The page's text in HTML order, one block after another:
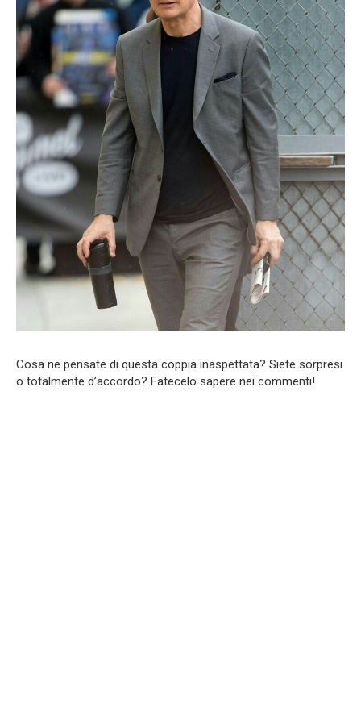
Cosa ne pensate di questa coppia inaspettata? Siete sorpresi
o totalmente d’accordo? Fatecelo sapere nei commenti!